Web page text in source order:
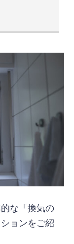
な「換気の
ョンをご紹